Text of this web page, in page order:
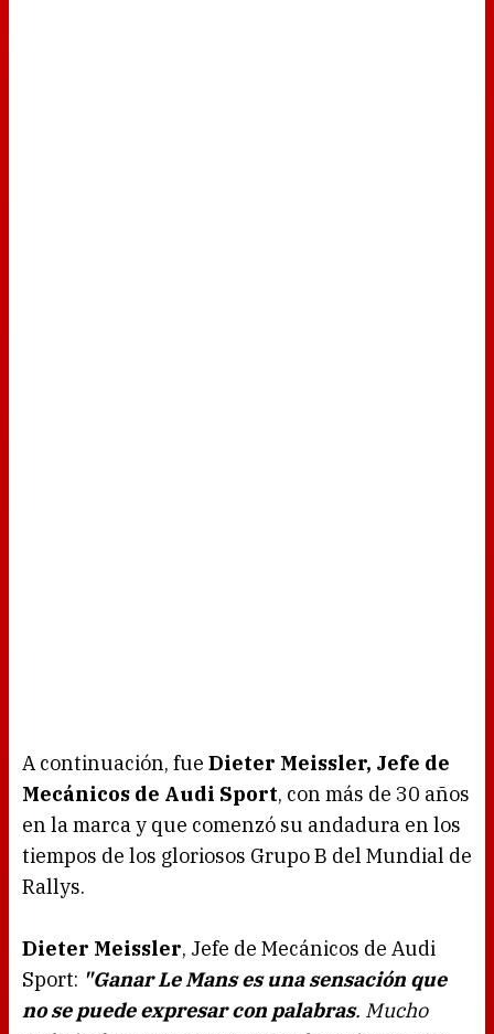
A continuación, fue Dieter Meissler, Jefe de
Mecánicos de Audi Sport, con más de 30 años
en la marca y que comenzó su andadura en los
tiempos de los gloriosos Grupo B del Mundial de
Rallys.
Dieter Meissler, Jefe de Mecánicos de Audi
Sport: "Ganar Le Mans es una sensación que
no se puede expresar con palabras. Mucho